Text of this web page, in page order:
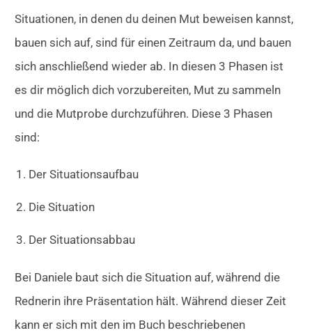
Situationen, in denen du deinen Mut beweisen kannst,
bauen sich auf, sind für einen Zeitraum da, und bauen
sich anschließend wieder ab. In diesen 3 Phasen ist
es dir möglich dich vorzubereiten, Mut zu sammeln
und die Mutprobe durchzuführen. Diese 3 Phasen
sind:
Der Situationsaufbau
Die Situation
Der Situationsabbau
Bei Daniele baut sich die Situation auf, während die
Rednerin ihre Präsentation hält. Während dieser Zeit
kann er sich mit den im Buch beschriebenen